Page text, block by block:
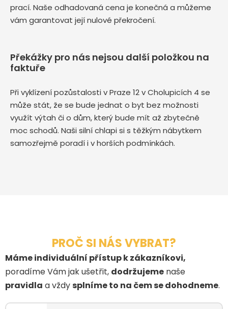
prací. Naše odhadovaná cena je konečná a můžeme
vám garantovat její nulové překročení.
Překážky pro nás nejsou další položkou na
faktuře
Při vyklízení pozůstalosti v Praze 12 v Cholupicích 4 se
může stát, že se bude jednat o byt bez možnosti
využít výtah či o dům, který bude mít až zbytečně
moc schodů. Naši silní chlapi si s těžkým nábytkem
samozřejmě poradí i v horších podmínkách.
PROČ SI NÁS VYBRAT?
Máme individuální přístup k zákazníkovi,
poradíme Vám jak ušetřit, dodržujeme naše
pravidla a vždy splníme to na čem se dohodneme.